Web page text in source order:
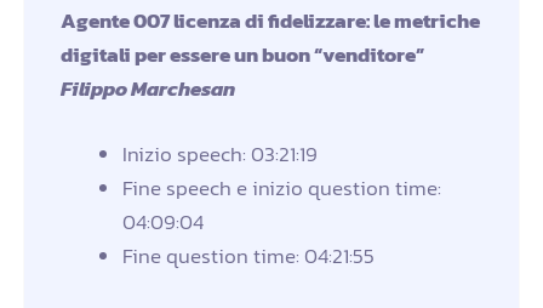
Agente 007 licenza di fidelizzare: le metriche
digitali per essere un buon “venditore”
Filippo Marchesan
Inizio speech: 03:21:19
Fine speech e inizio question time:
04:09:04
Fine question time: 04:21:55